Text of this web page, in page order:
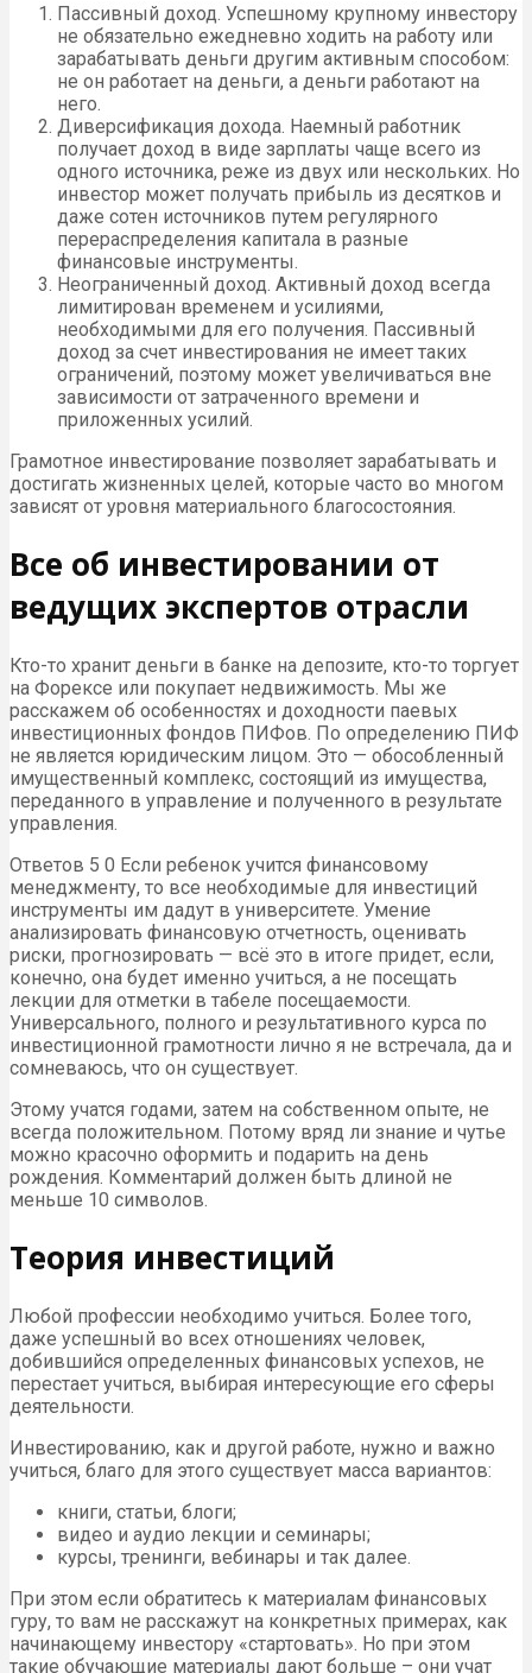
Пассивный доход. Успешному крупному инвестору
не обязательно ежедневно ходить на работу или
зарабатывать деньги другим активным способом:
не он работает на деньги, а деньги работают на
него.
Диверсификация дохода. Наемный работник
получает доход в виде зарплаты чаще всего из
одного источника, реже из двух или нескольких. Но
инвестор может получать прибыль из десятков и
даже сотен источников путем регулярного
перераспределения капитала в разные
финансовые инструменты.
Неограниченный доход. Активный доход всегда
лимитирован временем и усилиями,
необходимыми для его получения. Пассивный
доход за счет инвестирования не имеет таких
ограничений, поэтому может увеличиваться вне
зависимости от затраченного времени и
приложенных усилий.
Грамотное инвестирование позволяет зарабатывать и
достигать жизненных целей, которые часто во многом
зависят от уровня материального благосостояния.
Все об инвестировании от
ведущих экспертов отрасли
Кто-то хранит деньги в банке на депозите, кто-то торгует
на Форексе или покупает недвижимость. Мы же
расскажем об особенностях и доходности паевых
инвестиционных фондов ПИФов. По определению ПИФ
не является юридическим лицом. Это — обособленный
имущественный комплекс, состоящий из имущества,
переданного в управление и полученного в результате
управления.
Ответов 5 0 Если ребенок учится финансовому
менеджменту, то все необходимые для инвестиций
инструменты им дадут в университете. Умение
анализировать финансовую отчетность, оценивать
риски, прогнозировать — всё это в итоге придет, если,
конечно, она будет именно учиться, а не посещать
лекции для отметки в табеле посещаемости.
Универсального, полного и результативного курса по
инвестиционной грамотности лично я не встречала, да и
сомневаюсь, что он существует.
Этому учатся годами, затем на собственном опыте, не
всегда положительном. Потому вряд ли знание и чутье
можно красочно оформить и подарить на день
рождения. Комментарий должен быть длиной не
меньше 10 символов.
Теория инвестиций
Любой профессии необходимо учиться. Более того,
даже успешный во всех отношениях человек,
добившийся определенных финансовых успехов, не
перестает учиться, выбирая интересующие его сферы
деятельности.
Инвестированию, как и другой работе, нужно и важно
учиться, благо для этого существует масса вариантов:
книги, статьи, блоги;
видео и аудио лекции и семинары;
курсы, тренинги, вебинары и так далее.
При этом если обратитесь к материалам финансовых
гуру, то вам не расскажут на конкретных примерах, как
начинающему инвестору «стартовать». Но при этом
такие обучающие материалы дают больше – они учат